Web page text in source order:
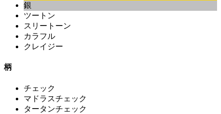
銀
ツートン
スリートーン
カラフル
クレイジー
柄
チェック
マドラスチェック
タータンチェック